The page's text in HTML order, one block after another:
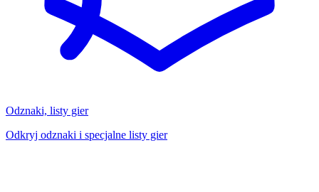
Odznaki, listy gier
Odkryj odznaki i specjalne listy gier